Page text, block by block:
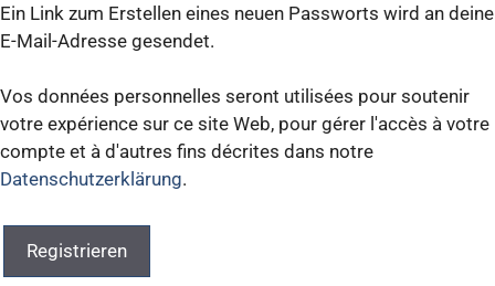
Ein Link zum Erstellen eines neuen Passworts wird an deine
E-Mail-Adresse gesendet.
Vos données personnelles seront utilisées pour soutenir
votre expérience sur ce site Web, pour gérer l'accès à votre
compte et à d'autres fins décrites dans notre
Datenschutzerklärung.
Registrieren